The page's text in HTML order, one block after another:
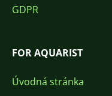
GDPR
FOR AQUARIST
Úvodná stránka